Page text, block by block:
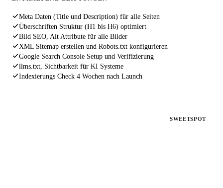
Meta Daten (Title und Description) für alle Seiten
Überschriften Struktur (H1 bis H6) optimiert
Bild SEO, Alt Attribute für alle Bilder
XML Sitemap erstellen und Robots.txt konfigurieren
Google Search Console Setup und Verifizierung
llms.txt, Sichtbarkeit für KI Systeme
Indexierungs Check 4 Wochen nach Launch
SWEETSPOT